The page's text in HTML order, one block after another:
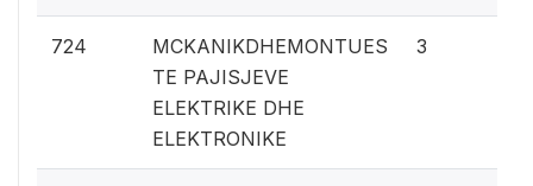
724
MCKANIKDHEMONTUES
TE PAJISJEVE
ELEKTRIKE DHE
ELEKTRONIKE
3